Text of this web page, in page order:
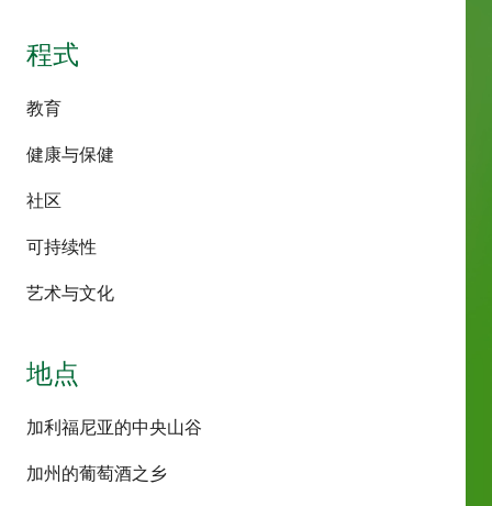
程式
教育
健康与保健
社区
可持续性
艺术与文化
地点
加利福尼亚的中央山谷
加州的葡萄酒之乡